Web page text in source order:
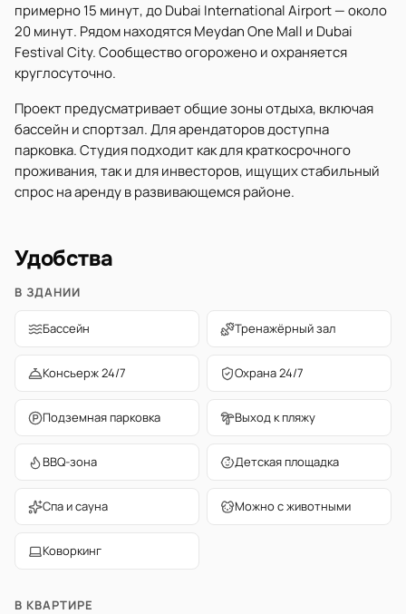
примерно 15 минут, до Dubai International Airport — около
20 минут. Рядом находятся Meydan One Mall и Dubai
Festival City. Сообщество огорожено и охраняется
круглосуточно.
Проект предусматривает общие зоны отдыха, включая
бассейн и спортзал. Для арендаторов доступна
парковка. Студия подходит как для краткосрочного
проживания, так и для инвесторов, ищущих стабильный
спрос на аренду в развивающемся районе.
Удобства
В ЗДАНИИ
Бассейн Тренажёрный зал
Консьерж 24/7 Охрана 24/7
Подземная парковка Выход к пляжу
BBQ-зона Детская площадка
Спа и сауна Можно с животными
Коворкинг
В КВАРТИРЕ